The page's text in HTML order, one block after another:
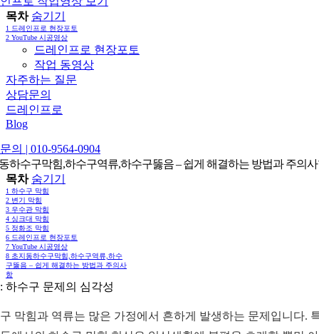
목차 숨기기
1 드레인프로 현장포토
2 YouTube 시공영상
드레인프로 현장포토
작업 동영상
자주하는 질문
상담문의
드레인프로
Blog
의 | 010-9564-0904
하수구막힘,하수구역류,하수구뚫음 – 쉽게 해결하는 방법과 주의
목차 숨기기
1 하수구 막힘
2 변기 막힘
3 우수관 막힘
4 싱크대 막힘
5 정화조 막힘
6 드레인프로 현장포토
7 YouTube 시공영상
8 초지동하수구막힘,하수구역류,하수
구뚫음 – 쉽게 해결하는 방법과 주의사
항
하수구 문제의 심각성
막힘과 역류는 많은 가정에서 흔하게 발생하는 문제입니다.